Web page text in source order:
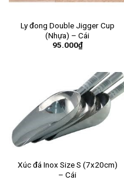
Ly đong Double Jigger Cup
(Nhựa) – Cái
95.000₫
Xúc đá Inox Size S (7x20cm)
– Cái